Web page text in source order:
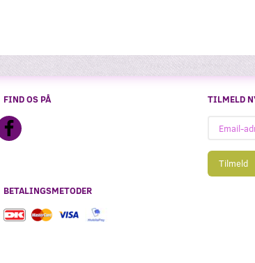
FIND OS PÅ
BETALINGSMETODER
TILMELD
adresse
Tilmeld